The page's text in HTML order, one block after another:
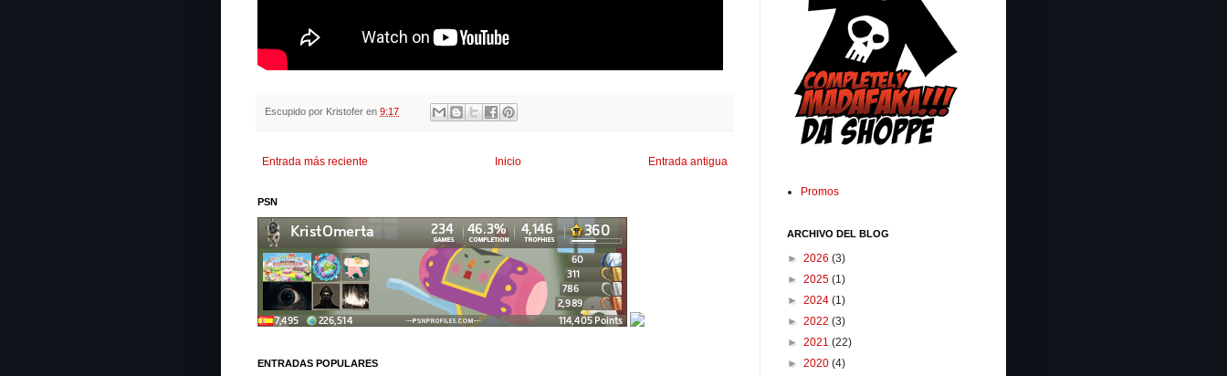
Escupido por Kristofer en 9:17
Entrada más reciente Entrada antigua
Inicio
PSN
ENTRADAS POPULARES
Promos
ARCHIVO DEL BLOG
► 2026 (3)
► 2025 (1)
► 2024 (1)
► 2022 (3)
► 2021 (22)
► 2020 (4)